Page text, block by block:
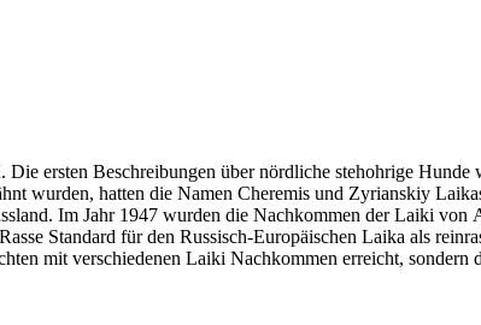
Die ersten Beschreibungen über nördliche stehohrige
wurden, hatten die Namen Cheremis und Zyrianskiy
Im Jahr 1947 wurden die Nachkommen der Laiki
Standard für den Russisch-Europäischen Laika als
mit verschiedenen Laiki Nachkommen erreicht, sondern